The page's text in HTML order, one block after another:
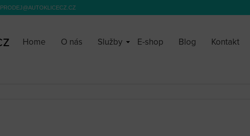
PRODEJ@AUTOKLICECZ.CZ
Home O nás Služby E-shop Blog Kontakt